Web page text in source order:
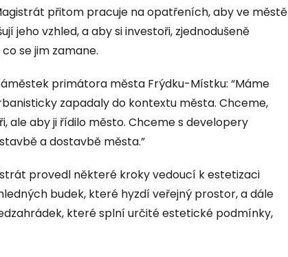
přitom pracuje na opatřeních, aby ve městě
jeho vzhled, a aby si investoři, zjednodušeně
se jim zamane.
primátora města Frýdku-Místku: “Máme
zapadaly do kontextu města. Chceme,
ale aby ji řídilo město. Chceme s developery
a dostavbě města.”
provedl některé kroky vedoucí k estetizaci
budek, které hyzdí veřejný prostor, a dále
které splní určité estetické podmínky,